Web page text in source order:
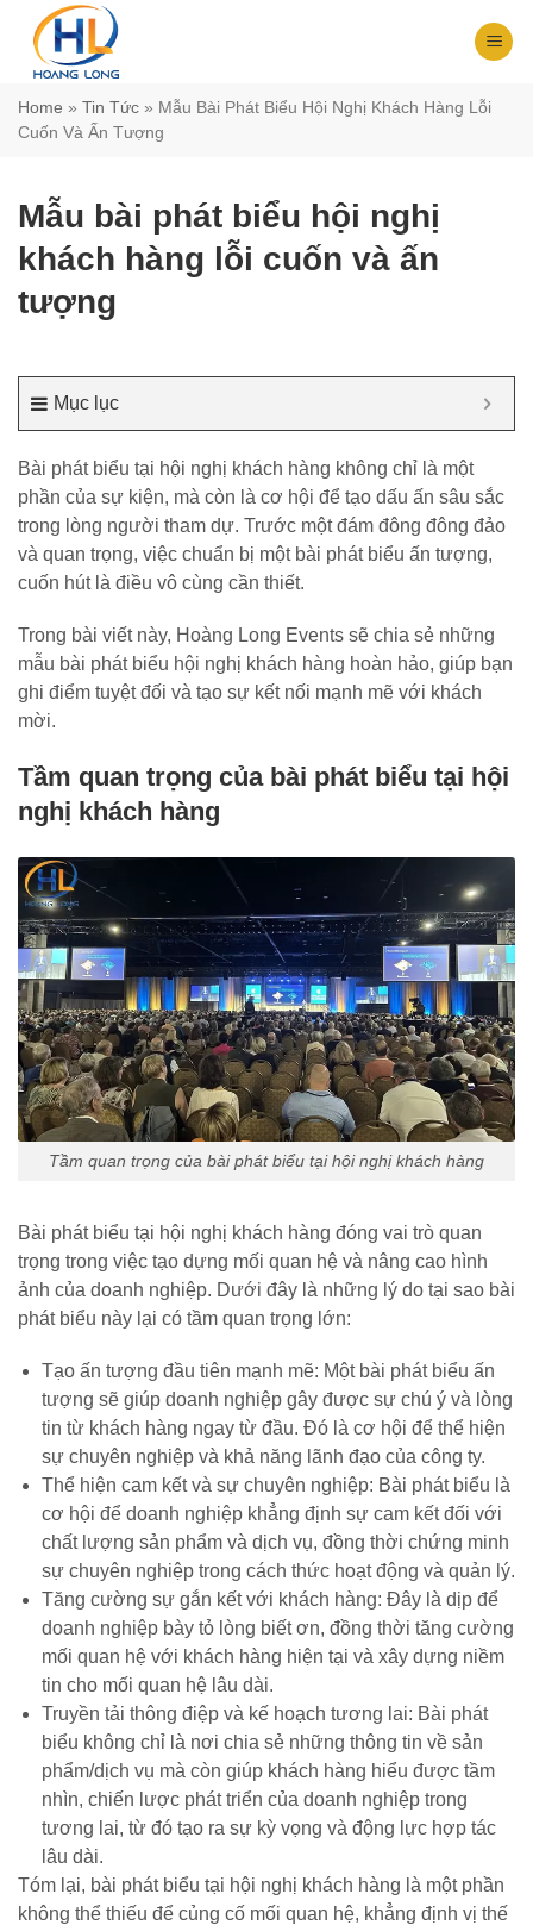
Chuyển
dungHome » Tin Tức » Mẫu Bài Phát Biểu Hội Nghị Khách Hàng Lỗi
Cuốn Và Ấn Tượng
Mẫu bài phát biểu hội nghị
khách hàng lỗi cuốn và ấn
tượng
Mục lục
Bài phát biểu tại hội nghị khách hàng không chỉ là một
phần của sự kiện, mà còn là cơ hội để tạo dấu ấn sâu sắc
trong lòng người tham dự. Trước một đám đông đông đảo
và quan trọng, việc chuẩn bị một bài phát biểu ấn tượng,
cuốn hút là điều vô cùng cần thiết.
Trong bài viết này, Hoàng Long Events sẽ chia sẻ những
mẫu bài phát biểu hội nghị khách hàng hoàn hảo, giúp bạn
ghi điểm tuyệt đối và tạo sự kết nối mạnh mẽ với khách
mời.
Tầm quan trọng của bài phát biểu tại hội
nghị khách hàng
Tầm quan trọng của bài phát biểu tại hội nghị khách hàng
Bài phát biểu tại hội nghị khách hàng đóng vai trò quan
trọng trong việc tạo dựng mối quan hệ và nâng cao hình
ảnh của doanh nghiệp. Dưới đây là những lý do tại sao bài
phát biểu này lại có tầm quan trọng lớn:
Tạo ấn tượng đầu tiên mạnh mẽ: Một bài phát biểu ấn
tượng sẽ giúp doanh nghiệp gây được sự chú ý và lòng
tin từ khách hàng ngay từ đầu. Đó là cơ hội để thể hiện
sự chuyên nghiệp và khả năng lãnh đạo của công ty.
Thể hiện cam kết và sự chuyên nghiệp: Bài phát biểu là
cơ hội để doanh nghiệp khẳng định sự cam kết đối với
chất lượng sản phẩm và dịch vụ, đồng thời chứng minh
sự chuyên nghiệp trong cách thức hoạt động và quản lý.
Tăng cường sự gắn kết với khách hàng: Đây là dịp để
doanh nghiệp bày tỏ lòng biết ơn, đồng thời tăng cường
mối quan hệ với khách hàng hiện tại và xây dựng niềm
tin cho mối quan hệ lâu dài.
Truyền tải thông điệp và kế hoạch tương lai: Bài phát
biểu không chỉ là nơi chia sẻ những thông tin về sản
phẩm/dịch vụ mà còn giúp khách hàng hiểu được tầm
nhìn, chiến lược phát triển của doanh nghiệp trong
tương lai, từ đó tạo ra sự kỳ vọng và động lực hợp tác
lâu dài.
Tóm lại, bài phát biểu tại hội nghị khách hàng là một phần
không thể thiếu để củng cố mối quan hệ, khẳng định vị thế